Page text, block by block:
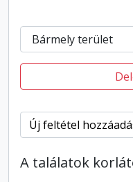
Új feltétel
A találatok